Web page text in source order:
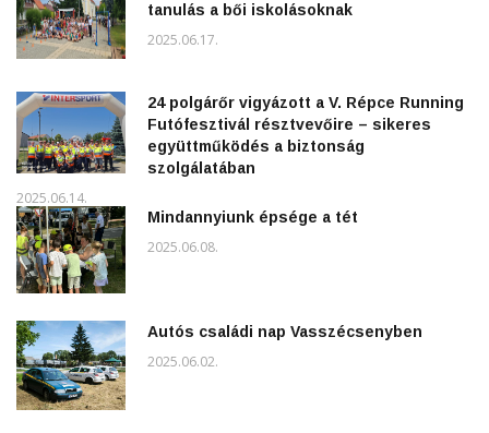
tanulás a bői iskolásoknak
2025.06.17.
24 polgárőr vigyázott a V. Répce Running
Futófesztivál résztvevőire – sikeres
együttműködés a biztonság
szolgálatában
2025.06.14.
Mindannyiunk épsége a tét
2025.06.08.
Autós családi nap Vasszécsenyben
2025.06.02.